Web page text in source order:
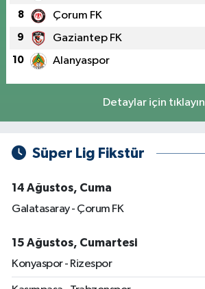
8 Çorum FK
9 Gaziantep FK
10 Alanyaspor
Detaylar için tıklayın
Süper Lig Fikstür
14 Ağustos, Cuma
Galatasaray - Çorum FK
15 Ağustos, Cumartesi
Konyaspor - Rizespor